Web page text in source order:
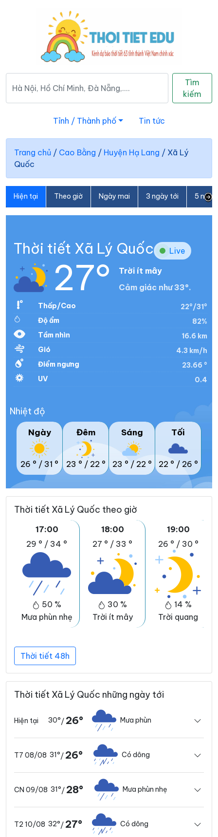
Tìm
kiếm
Tỉnh / Thành phố Tin tức
Trang chủ / Cao Bằng / Huyện Hạ Lang / Xã Lý
Quốc
Hiện tại Theo giờ Ngày mai 3 ngày tới 5
Thời tiết Xã Lý Quốc Live
27°
Trời ít mây
Cảm giác như 33°.
Thấp/Cao
22°/31°
Độ ẩm
82%
Tầm nhìn
16.6 km
Gió
4.3 km/h
Điểm ngưng
23.66 °
UV
0.4
Nhiệt độ
Ngày
26 ° / 31 °
Đêm
23 ° / 22 °
Sáng
23 ° / 22 °
Tối
22 ° / 26 °
Thời tiết Xã Lý Quốc theo giờ
17:00
29 ° / 34 °
50 %
Mưa phùn nhẹ
18:00
27 ° / 33 °
30 %
Trời ít mây
19:00
26 ° / 30 °
14 %
Trời quang
Thời tiết 48h
Thời tiết Xã Lý Quốc những ngày tới
Hiện tại 30°/ 26° Mưa phùn
T7 08/08 31°/ 26° Có dông
CN 09/08 31°/ 28° Mưa phùn nhẹ
T2 10/08 32°/ 27° Có dông